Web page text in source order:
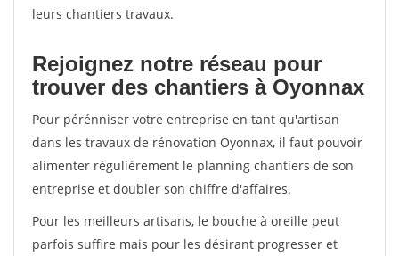
leurs chantiers travaux.
Rejoignez notre réseau pour
trouver des chantiers à Oyonnax
Pour pérénniser votre entreprise en tant qu'artisan
dans les travaux de rénovation Oyonnax, il faut pouvoir
alimenter régulièrement le planning chantiers de son
entreprise et doubler son chiffre d'affaires.
Pour les meilleurs artisans, le bouche à oreille peut
parfois suffire mais pour les désirant progresser et